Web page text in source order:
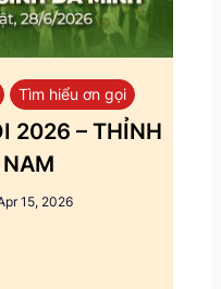
Tìm hiểu ơn gọi
2026 – THỈNH
15, 2026